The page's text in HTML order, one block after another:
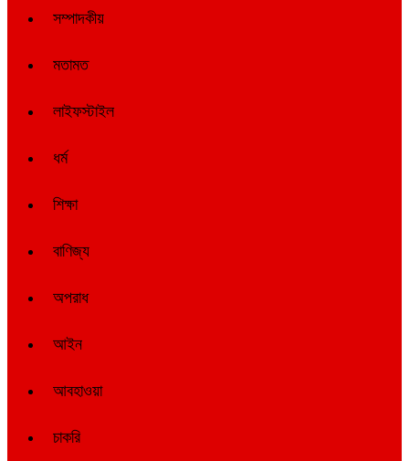
সম্পাদকীয়
মতামত
লাইফস্টাইল
ধর্ম
শিক্ষা
বাণিজ্য
অপরাধ
আইন
আবহাওয়া
চাকরি